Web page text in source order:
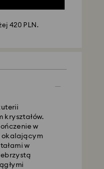
420 PLN.
kryształów.
w
okalającym
w